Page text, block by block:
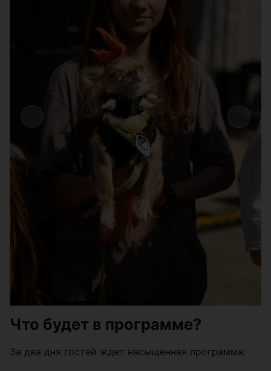
Что будет в программе?
За два дня гостей ждет насыщенная программа: